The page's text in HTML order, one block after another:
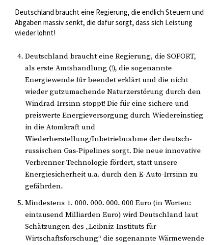
Deutschland braucht eine Regierung, die endlich Steuern und
Abgaben massiv senkt, die dafür sorgt, dass sich Leistung
wieder lohnt!
Deutschland braucht eine Regierung, die SOFORT,
als erste Amtshandlung (!), die sogenannte
Energiewende für beendet erklärt und die nicht
wieder gutzumachende Naturzerstörung durch den
Windrad-Irrsinn stoppt! Die für eine sichere und
preiswerte Energieversorgung durch Wiedereinstieg
in die Atomkraft und
Wiederherstellung/Inbetriebnahme der deutsch-
russischen Gas-Pipelines sorgt. Die neue innovative
Verbrenner-Technologie fördert, statt unsere
Energiesicherheit u.a. durch den E-Auto-Irrsinn zu
gefährden.
Mindestens 1. 000. 000. 000. 000 Euro (in Worten:
eintausend Milliarden Euro) wird Deutschland laut
Schätzungen des „Leibniz-Instituts für
Wirtschaftsforschung“ die sogenannte Wärmewende